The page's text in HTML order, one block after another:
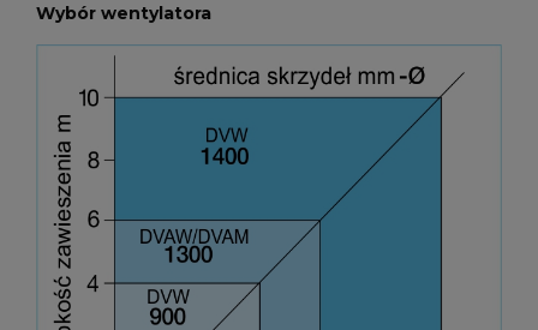
Wybór wentylatora